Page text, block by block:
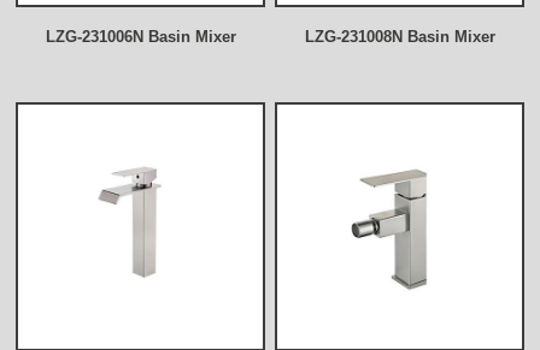
LZG-231008N Basin Mixer
LZG-231006N Basin Mixer